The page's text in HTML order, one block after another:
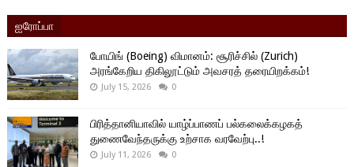
ஐரோப்பா
போயிங் (Boeing) விமானம்: சூரிச்சில் (Zurich)
அரங்கேறிய திகிலூட்டும் அவசரத் தரையிறக்கம்!
July 15, 2026 0
பிரித்தானியாவில் யாழ்ப்பாணப் பல்கலைக்கழகத்
துணைவேந்தருக்கு உற்சாக வரவேற்பு..!
July 11, 2026 0